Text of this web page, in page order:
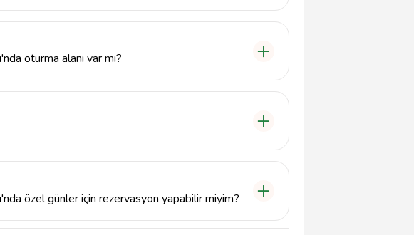
oturma alanı var mı?
özel günler için rezervasyon yapabilir miyim?
Bunun için 0322 226 19 26 numaralı telefondan